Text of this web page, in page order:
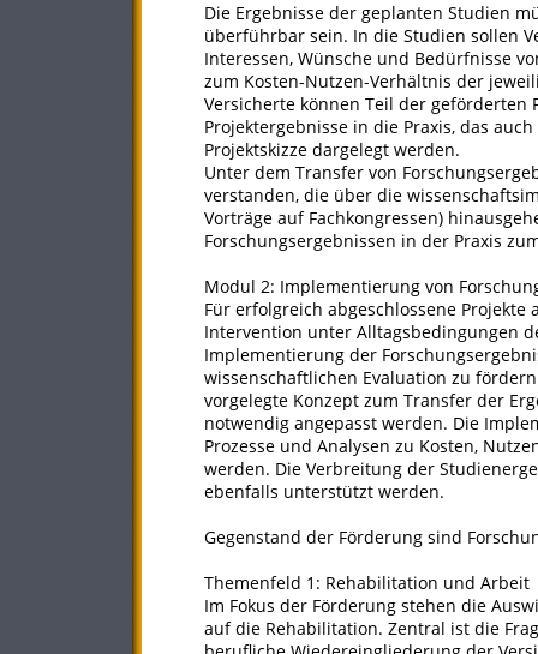
Die Ergebnisse der geplanten Studien
überführbar sein. In die Studien sollen
Interessen, Wünsche und Bedürfnisse
zum Kosten-Nutzen-Verhältnis der
Versicherte können Teil der geförderten
Projektergebnisse in die Praxis, das
Projektskizze dargelegt werden.
Unter dem Transfer von
verstanden, die über die
Vorträge auf Fachkongressen)
Forschungsergebnissen in der Praxis
Modul 2: Implementierung von
Für erfolgreich abgeschlossene
Intervention unter Alltagsbedingungen
Implementierung der
wissenschaftlichen Evaluation zu
vorgelegte Konzept zum Transfer der
notwendig angepasst werden. Die
Prozesse und Analysen zu Kosten,
werden. Die Verbreitung der
ebenfalls unterstützt werden.
Gegenstand der Förderung sind
Themenfeld 1: Rehabilitation und Arbeit
Im Fokus der Förderung stehen die
auf die Rehabilitation. Zentral ist die